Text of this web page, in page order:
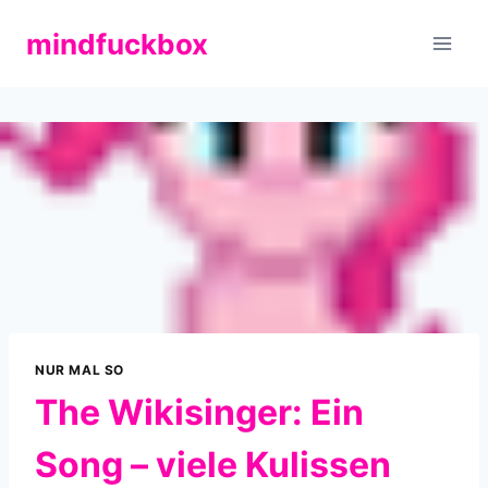
Inhaltmindfuckbox
NUR MAL SO
The Wikisinger: Ein
Song – viele Kulissen